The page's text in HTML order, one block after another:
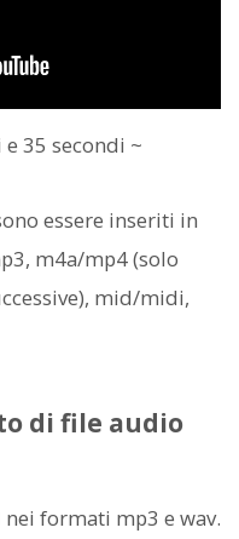
35 secondi ~
essere inseriti in
m4a/mp4 (solo
mid/midi,
di file audio
formati mp3 e wav.